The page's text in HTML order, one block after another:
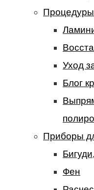
Уход
Блог
Приборы
Фен